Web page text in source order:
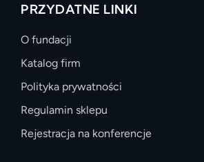
PRZYDATNE LINKI
O fundacji
Katalog firm
Polityka prywatności
Regulamin sklepu
Rejestracja na konferencje